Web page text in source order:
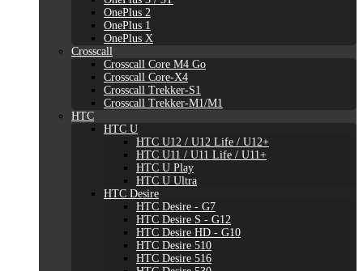
OnePlus 2
OnePlus 1
OnePlus X
Crosscall
Crosscall Core M4 Go
Crosscall Core-X4
Crosscall Trekker-S1
Crosscall Trekker-M1/M1
HTC
HTC U
HTC U12 / U12 Life / U12+
HTC U11 / U11 Life / U11+
HTC U Play
HTC U Ultra
HTC Desire
HTC Desire - G7
HTC Desire S - G12
HTC Desire HD - G10
HTC Desire 510
HTC Desire 516